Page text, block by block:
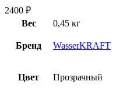
2400 ₽
Вес
0,45 кг
Бренд WasserKRAFT
Цвет Прозрачный